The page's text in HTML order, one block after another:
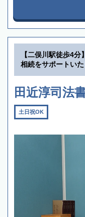
【二俣川駅徒歩4
相続をサポートい
田近淳司法
土日祝OK